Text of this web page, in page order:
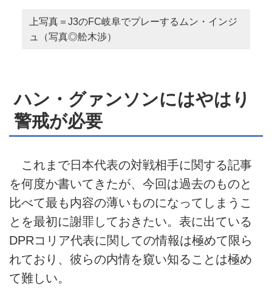
上写真＝J3のFC岐阜でプレーするムン・インジ
ュ（写真◎舩木渉）
ハン・グァンソンにはやはり
警戒が必要
これまで日本代表の対戦相手に関する記事
を何度か書いてきたが、今回は過去のものと
比べて最も内容の薄いものになってしまうこ
とを最初に謝罪しておきたい。表に出ている
DPRコリア代表に関しての情報は極めて限ら
れており、彼らの内情を窺い知ることは極め
て難しい。